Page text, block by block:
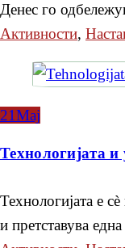
Денес го
Активности,
21Мај
Технологијата и
Технологијата е
и претставува